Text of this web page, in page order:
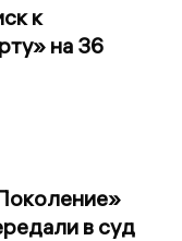
к
на 36
в суд